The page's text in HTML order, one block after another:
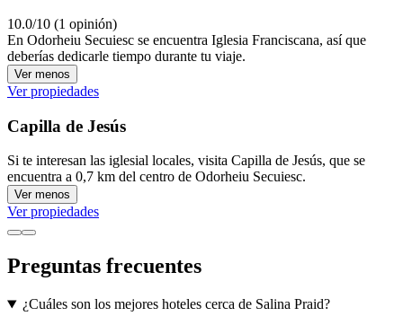
10.0/10 (1 opinión)
En Odorheiu Secuiesc se encuentra Iglesia Franciscana, así que
deberías dedicarle tiempo durante tu viaje.
Ver menos
Ver propiedades
Capilla de Jesús
Si te interesan las iglesial locales, visita Capilla de Jesús, que se
encuentra a 0,7 km del centro de Odorheiu Secuiesc.
Ver menos
Ver propiedades
Preguntas frecuentes
¿Cuáles son los mejores hoteles cerca de Salina Praid?